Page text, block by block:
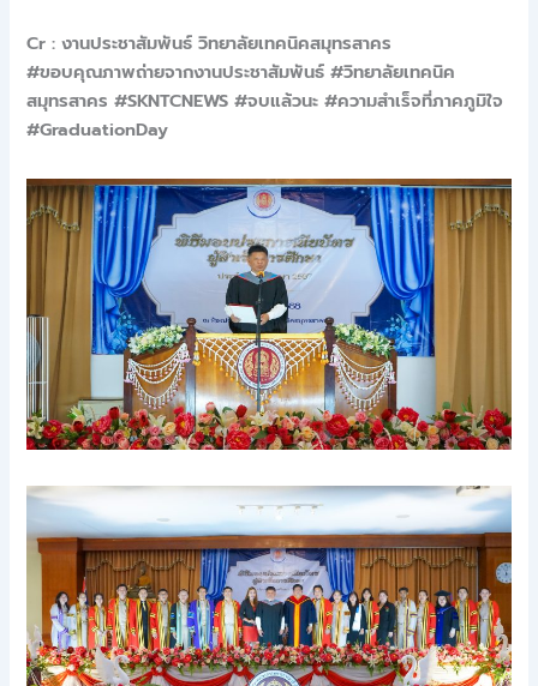
Cr : งานประชาสัมพันธ์ วิทยาลัยเทคนิคสมุทรสาคร
#ขอบคุณภาพถ่ายจากงานประชาสัมพันธ์ #วิทยาลัยเทคนิค
สมุทรสาคร #SKNTCNEWS #จบแล้วนะ #ความสำเร็จที่ภาคภูมิใจ
#GraduationDay